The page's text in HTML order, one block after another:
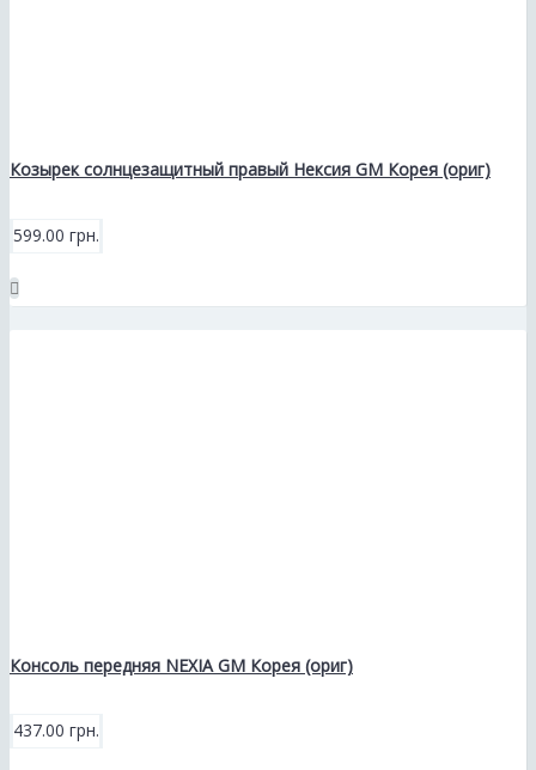
Козырек солнцезащитный правый Нексия GM Корея (ориг)
599.00 грн.
Консоль передняя NEXIA GM Корея (ориг)
437.00 грн.